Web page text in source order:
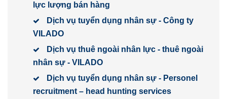
lực lượng bán hàng
Dịch vụ tuyển dụng nhân sự - Công ty
VILADO
Dịch vụ thuê ngoài nhân lực - thuê ngoài
nhân sự - VILADO
Dịch vụ tuyển dụng nhân sự - Personel
recruitment – head hunting services